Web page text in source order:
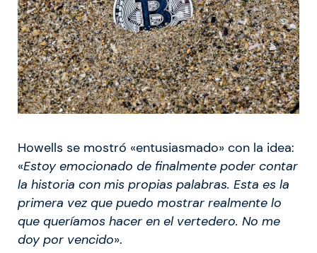
Howells se mostró «entusiasmado» con la idea:
«Estoy emocionado de finalmente poder contar
la historia con mis propias palabras. Esta es la
primera vez que puedo mostrar realmente lo
que queríamos hacer en el vertedero. No me
doy por vencido».